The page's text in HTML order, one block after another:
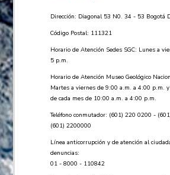
Dirección: Diagonal 53 N0. 34 - 53 Bogotá
Código Postal: 111321
Horario de Atención Sedes SGC: Lunes a
5 p.m.
Horario de Atención Museo Geológico
Martes a viernes de 9:00 a.m. a 4:00 p.m.
de cada mes de 10:00 a.m. a 4:00 p.m.
Teléfono conmutador: (601) 220 0200 -
(601) 2200000
Línea anticorrupción y de atención al
denuncias:
01 - 8000 - 110842